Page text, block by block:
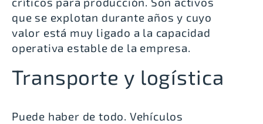
que se explotan durante años y cuyo
valor está muy ligado a la capacidad
operativa estable de la empresa.
Transporte y logística
Puede haber de todo. Vehículos